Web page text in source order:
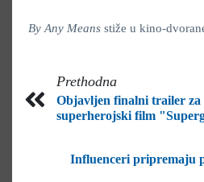
By Any Means stiže u kino-
Prethodna
Objavljen finalni trailer za
superherojski film
Influenceri pripremaju